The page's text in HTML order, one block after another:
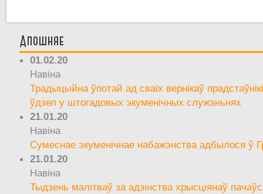
Апошняе
01.02.20
Навіна
Традыцыйна ўпотай ад сваіх вернікаў
ўдзел у штогадовых экуменічных служэньнях
21.01.20
Навіна
Сумеснае экуменічнае набажэнства адбылося ў
21.01.20
Навіна
Тыдзень малітваў за адзінства хрысціянаў